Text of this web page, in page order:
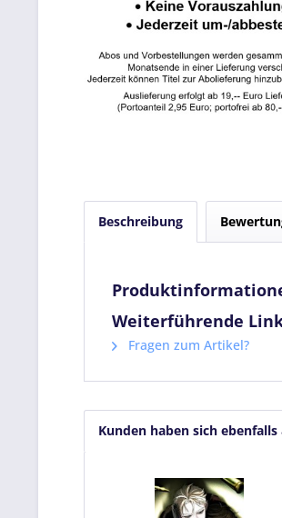
Beschreibung
Weiterführende
Fragen zum Artikel?
Kunden haben sich ebenfalls